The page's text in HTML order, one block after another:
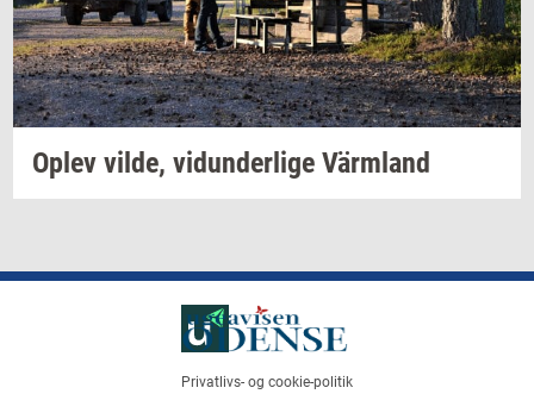
Oplev vilde, vi­dun­der­li­ge Värmland
Privatlivs- og cookie-politik